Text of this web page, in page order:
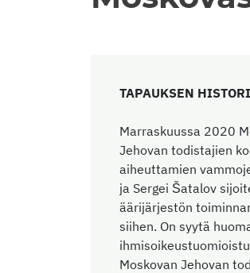
TAPAUKSEN
Marraskuussa 2020
Jehovan todistajien
aiheuttamien
ja Sergei Šatalov
äärijärjestön
siihen. On syytä
Moskovan Jehovan